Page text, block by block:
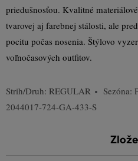
priedušnosťou. Kvalitné
tvarovej aj farebnej stálosti, ale
pocitu počas nosenia. Štýlovo
voľnočasových outfitov.
Strih/Druh: REGULAR Sezóna:
2044017-724-GA-433-S